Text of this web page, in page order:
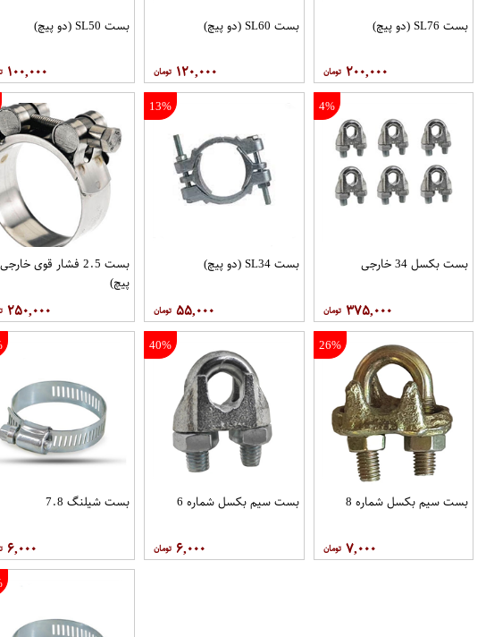
بست SL76 (دو پیچ)
۲۰۰,۰۰۰
بست SL60 (دو پیچ)
۱۲۰,۰۰۰
بست SL50 (دو پیچ)
۱۰۰,۰۰۰
4%
بست بکسل 34 خارجی
۳۷۵,۰۰۰
13%
بست SL34 (دو پیچ)
۵۵,۰۰۰
بست 2.5 فشار قوی
پیچ)
۲۵۰,۰۰۰
26%
بست سیم بکسل شماره 8
۷,۰۰۰
40%
بست سیم بکسل شماره 6
۶,۰۰۰
بست شیلنگ 7.8
۶,۰۰۰